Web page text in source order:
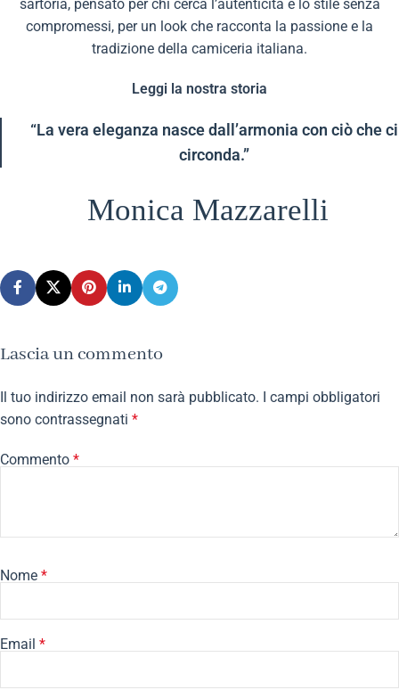
sartoria, pensato per chi cerca l’autenticità e lo stile senza
compromessi, per un look che racconta la passione e la
tradizione della camiceria italiana.
Leggi la nostra storia
“La vera eleganza nasce dall’armonia con ciò che ci
circonda.”
Monica Mazzarelli
Lascia un commento
Il tuo indirizzo email non sarà pubblicato. I campi obbligatori
sono contrassegnati *
Commento *
Nome *
Email *